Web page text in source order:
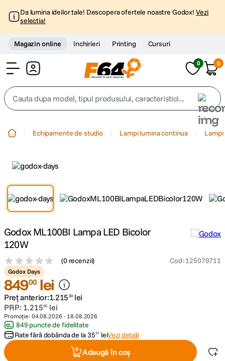
Da lumina ideilor tale! Descopera ofertele noastre Godox! Vezi
selectia!
Magazin online Inchirieri Printing Cursuri
0 0
Cauta dupa model, tipul produsului, caracteristici...
3. trepied telefon
5.
6 . lavaliera
7. ulanzi
8. godox
card memorie
Echipamente de studio Lampi lumina continua
Godox ML100BI Lampa LED Bicolor
120W
(0 recenzii) Cod: 125079711
Godox Days
84900 lei
Preț anterior:1.215 00 lei
PRP: 1.21500 lei
Promoție: 04.08.2026 - 18.08.2026
849 puncte de fidelitate
Rate fără dobânda de la3537 leiVezi detalii
Adaugă în coș